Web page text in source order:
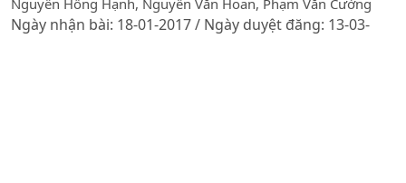
Ngày nhận bài: 18-01-2017 / Ngày duyệt đăng: 13-03-